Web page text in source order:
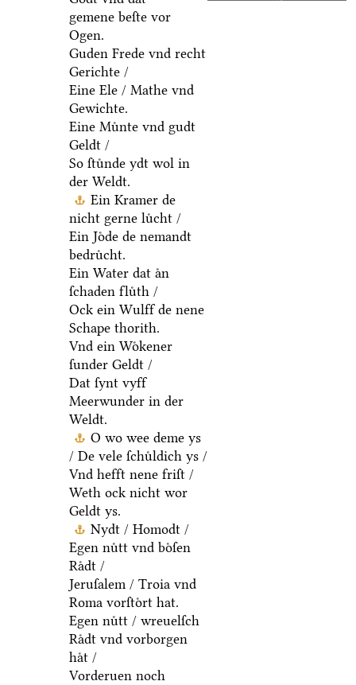
gemene beſte vor
Ogen.
Guden Frede vnd recht
Gerichte /
Eine Ele / Mathe vnd
Gewichte.
Eine Muͤnte vnd gudt
Geldt /
So ſtuͤnde ydt wol in
der Weldt.
Ein Kramer de
nicht gerne luͤcht /
Ein Joͤde de nemandt
bedruͤcht.
Ein Water dat aͤn
ſchaden fluͤth /
Ock ein Wulff de nene
Schape thorith.
Vnd ein Woͤkener
ſunder Geldt /
Dat ſynt vyff
Meerwunder in der
Weldt.
O wo wee deme ys
/ De vele ſchuͤldich ys /
Vnd hefft nene friſt /
Weth ock nicht wor
Geldt ys.
Nydt / Homodt /
Egen nuͤtt vnd boͤſen
Raͤdt /
Jeruſalem / Troia vnd
Roma vorſtoͤrt hat.
Egen nuͤtt / wreuelſch
Raͤdt vnd vorborgen
haͤt /
Vorderuen noch